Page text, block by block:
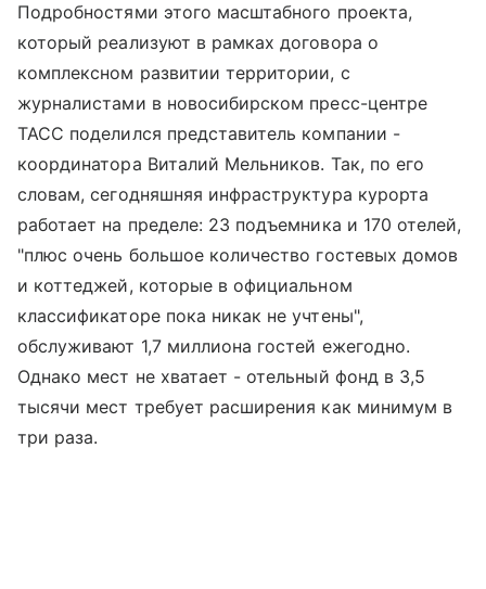
Подробностями этого масштабного проекта,
который реализуют в рамках договора о
комплексном развитии территории, с
журналистами в новосибирском пресс-центре
ТАСС поделился представитель компании -
координатора Виталий Мельников. Так, по его
словам, сегодняшняя инфраструктура курорта
работает на пределе: 23 подъемника и 170 отелей,
"плюс очень большое количество гостевых домов
и коттеджей, которые в официальном
классификаторе пока никак не учтены",
обслуживают 1,7 миллиона гостей ежегодно.
Однако мест не хватает - отельный фонд в 3,5
тысячи мест требует расширения как минимум в
три раза.